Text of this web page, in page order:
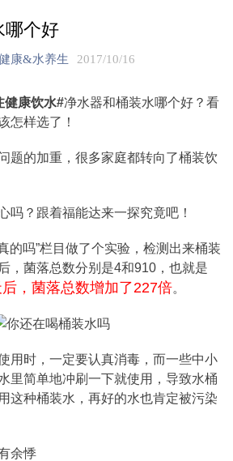
哪个好
康&水养生 2017/10/16
健康饮水#净水器和桶装水哪个好？看
怎样选了！
题的加重，很多家庭都转向了桶装饮
吗？跟着福能达来一探究竟吧！
的吗”栏目做了个实验，检测出来桶装
，菌落总数分别是4和910，也就是
，菌落总数增加了227倍。
用时，一定要认真消毒，而一些中小
里简单地冲刷一下就使用，导致水桶
这种桶装水，再好的水也肯定被污染
余悸